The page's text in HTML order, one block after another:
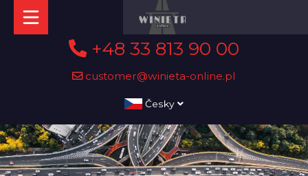
+48 33 813 90 00
customer@winieta-online.pl
Česky